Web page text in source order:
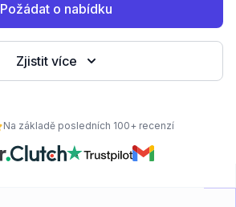
Požádat o nabídku
Zjistit více
Na základě posledních 100+ recenzí